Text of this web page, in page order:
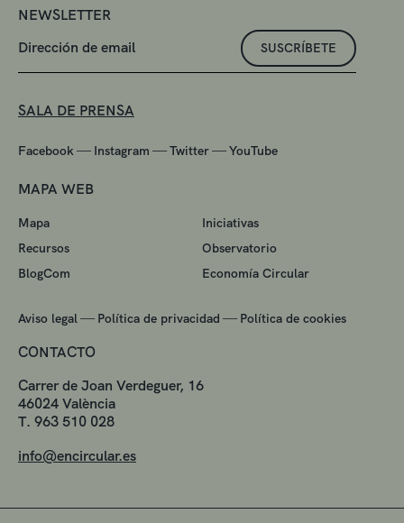
NEWSLETTER
SUSCRÍBETE
SALA DE PRENSA
Facebook — Instagram —Twitter—YouTube
MAPA WEB
Mapa
Iniciativas
Recursos
Observatorio
BlogCom
Economía Circular
Aviso legal — Política de privacidad — Política de cookies
CONTACTO
Carrer de Joan Verdeguer, 16
46024 València
T. 963 510 028
info@encircular.es